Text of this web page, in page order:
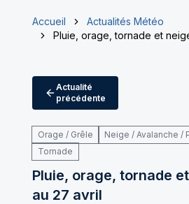
Accueil
Actualités Météo
Pluie, orage, tornade et
Actualité
précédente
Orage / Grêle
Neige / Avalanche /
Tornade
Pluie, orage, tornade
au 27 avril